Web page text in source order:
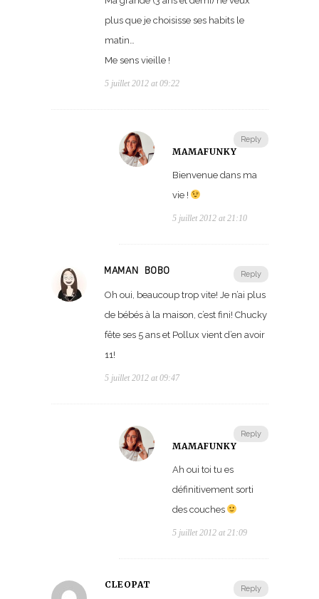
plus que je choisisse ses habits le
matin…
Me sens vieille !
5 juillet 2012 at 09:22
Reply
MAMAFUNKY
Bienvenue dans ma
vie !
5 juillet 2012 at 21:10
Reply
MAMAN BOBO
Oh oui, beaucoup trop vite! Je n’ai plus
de bébés à la maison, c’est fini! Chucky
fête ses 5 ans et Pollux vient d’en avoir
11!
5 juillet 2012 at 09:47
Reply
MAMAFUNKY
Ah oui toi tu es
définitivement sorti
des couches
5 juillet 2012 at 21:09
Reply
CLEOPAT